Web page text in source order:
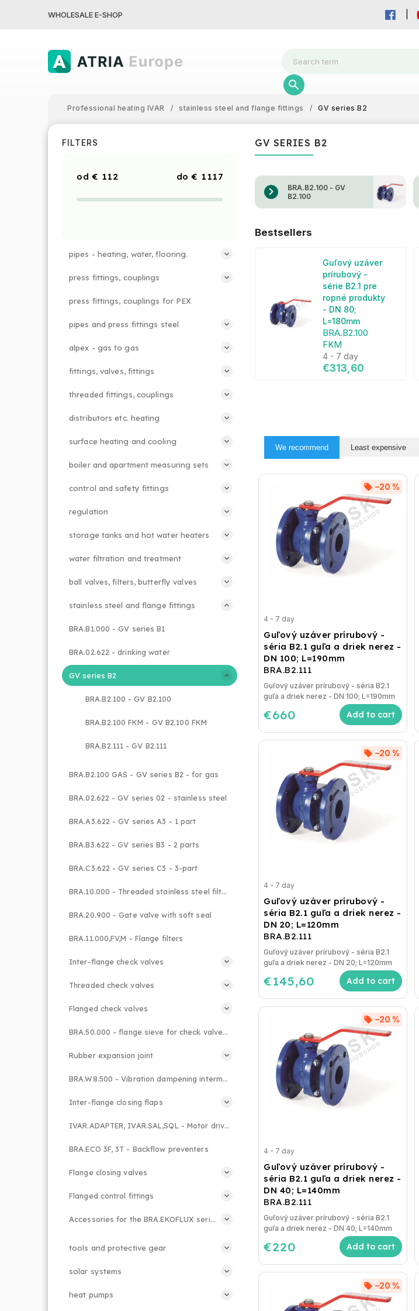
WHOLESALE E-SHOP
Professional heating IVAR / stainless steel and flange fittings / GV series B2
FILTERS
€ 112 € 1117
pipes - heating, water, flooring.
press fittings, couplings
press fittings, couplings for PEX
pipes and press fittings steel
alpex - gas to gas
fittings, valves, fittings
threaded fittings, couplings
distributors etc. heating
surface heating and cooling
boiler and apartment measuring sets
control and safety fittings
regulation
storage tanks and hot water heaters
water filtration and treatment
ball valves, filters, butterfly valves
stainless steel and flange fittings
BRA.B1.000 - GV series B1
BRA.02.622 - drinking water
GV series B2
BRA.B2.100 - GV B2.100
BRA.B2.100 FKM - GV B2.100 FKM
BRA.B2.111 - GV B2.111
BRA.B2.100 GAS - GV series B2 - for gas
BRA.02.622 - GV series 02 - stainless steel
BRA.A3.622 - GV series A3 - 1 part
BRA.B3.622 - GV series B3 - 2 parts
BRA.C3.622 - GV series C3 - 3-part
BRA.10.000 - Threaded stainless steel filters
BRA.20.900 - Gate valve with soft seal
BRA.11.000,FV,M - Flange filters
Inter-flange check valves
Threaded check valves
Flanged check valves
BRA.50.000 - flange sieve for check valve F5
Rubber expansion joint
BRA.W8.500 - Vibration dampening intermediate piece
Inter-flange closing flaps
IVAR.ADAPTER, IVAR.SAL,SQL - Motor drives
BRA.ECO 3F, 3T - Backflow preventers
Flange closing valves
Flanged control fittings
Accessories for the BRA.EKOFLUX series
tools and protective gear
solar systems
heat pumps
GV SERIES B2
BRA.B2.100 - GV
B2.100
Bestsellers
Guľový uzáver
prírubový -
série B2.1 pre
ropné produkty
- DN 80;
L=180mm
BRA.B2.100
FKM
4 - 7 day
€313,60
We recommend Least expensive
Guľový uzáver prírubový -
séria B2.1 guľa a driek nerez -
DN 100; L=190mm
BRA.B2.111
–20 %
4 - 7 day
€660 Add to cart
Guľový uzáver prírubový - séria B2.1
guľa a driek nerez - DN 100; L=190mm
Guľový uzáver prírubový -
séria B2.1 guľa a driek nerez -
DN 20; L=120mm
BRA.B2.111
–20 %
4 - 7 day
€145,60 Add to cart
Guľový uzáver prírubový - séria B2.1
guľa a driek nerez - DN 20; L=120mm
Guľový uzáver prírubový -
séria B2.1 guľa a driek nerez -
DN 40; L=140mm
BRA.B2.111
–20 %
4 - 7 day
€220 Add to cart
Guľový uzáver prírubový - séria B2.1
guľa a driek nerez - DN 40; L=140mm
–20 %